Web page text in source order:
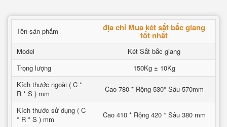
Tên sản phẩm địa chỉ Mua két sắt bắc giang
tốt nhất
Model
Két Sắt bắc giang
Trọng lượng
150Kg ± 10Kg
Kích thước ngoài ( C *
R * S ) mm
Cao 780 * Rộng 530* Sâu 570mm
Kích thước sử dụng ( C
* R * S ) mm
Cao 410 * Rộng 420 * Sâu 380 mm